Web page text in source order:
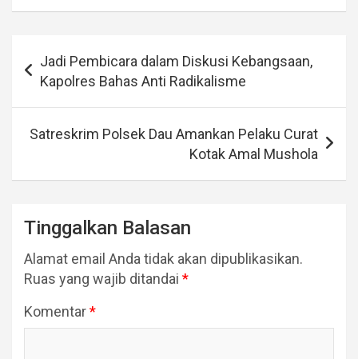
posJadi Pembicara dalam Diskusi Kebangsaan,
Kapolres Bahas Anti Radikalisme
Satreskrim Polsek Dau Amankan Pelaku Curat
Kotak Amal Mushola
Tinggalkan Balasan
Alamat email Anda tidak akan dipublikasikan.
Ruas yang wajib ditandai *
Komentar*